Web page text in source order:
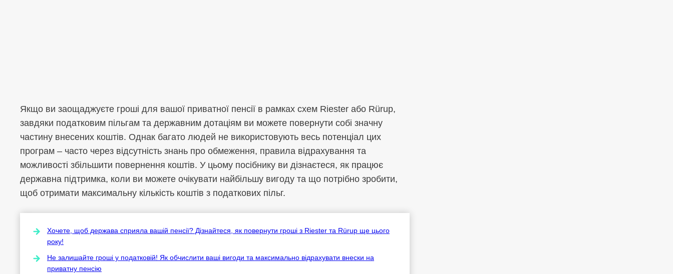
Якщо ви заощаджуєте гроші для вашої приватної пенсії в рамках схем Riester або Rürup,
завдяки податковим пільгам та державним дотаціям ви можете повернути собі значну
частину внесених коштів. Однак багато людей не використовують весь потенціал цих
програм – часто через відсутність знань про обмеження, правила відрахування та
можливості збільшити повернення коштів. У цьому посібнику ви дізнаєтеся, як працює
державна підтримка, коли ви можете очікувати найбільшу вигоду та що потрібно зробити,
щоб отримати максимальну кількість коштів з податкових пільг.
Хочете, щоб держава сприяла вашій пенсії? Дізнайтеся, як повернути гроші з Riester та Rürup ще цього
року!
Не залишайте гроші у податковій! Як обчислити ваші вигоди та максимально відрахувати внески на
приватну пенсію